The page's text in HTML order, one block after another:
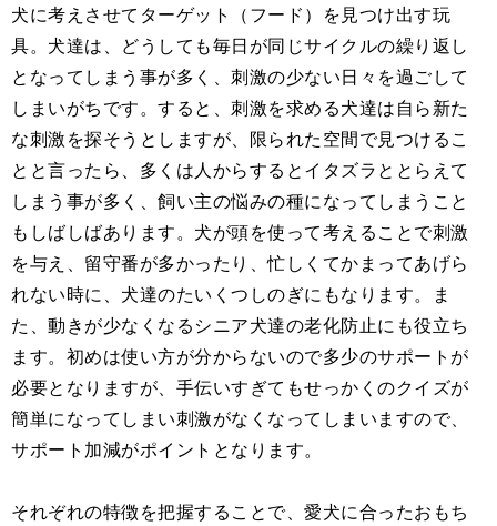
犬に考えさせてターゲット（フード）を見つけ出す玩
具。犬達は、どうしても毎日が同じサイクルの繰り返し
となってしまう事が多く、刺激の少ない日々を過ごして
しまいがちです。すると、刺激を求める犬達は自ら新た
な刺激を探そうとしますが、限られた空間で見つけるこ
とと言ったら、多くは人からするとイタズラととらえて
しまう事が多く、飼い主の悩みの種になってしまうこと
もしばしばあります。犬が頭を使って考えることで刺激
を与え、留守番が多かったり、忙しくてかまってあげら
れない時に、犬達のたいくつしのぎにもなります。ま
た、動きが少なくなるシニア犬達の老化防止にも役立ち
ます。初めは使い方が分からないので多少のサポートが
必要となりますが、手伝いすぎてもせっかくのクイズが
簡単になってしまい刺激がなくなってしまいますので、
サポート加減がポイントとなります。
それぞれの特徴を把握することで、愛犬に合ったおもち